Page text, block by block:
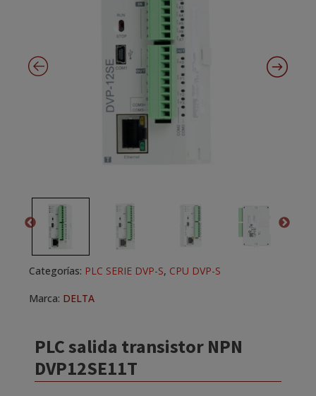
PLC salida transistor NPN
DVP12SE11T
Categorías: PLC SERIE DVP-S, CPU DVP-S
Marca: DELTA